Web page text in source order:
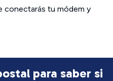
conectarás tu módem y
para saber si